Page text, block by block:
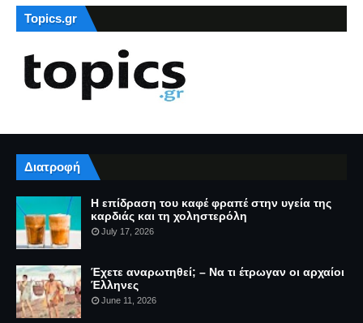
Topics.gr
Διατροφή
Η επίδραση του καφέ φραπέ στην υγεία της
καρδιάς και τη χοληστερόλη
July 17, 2026
Έχετε αναρωτηθεί; – Να τι έτρωγαν οι αρχαίοι
Έλληνες
June 11, 2026